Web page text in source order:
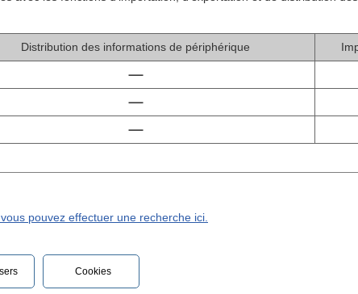
Distribution des informations de périphérique
pouvez effectuer une recherche ici.
Cookies